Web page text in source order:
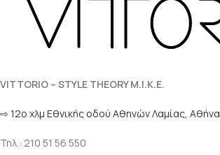
VITTORIO – STYLE THEORY M.I.K.E.
⇨ 12ο χλμ Eθνικής οδού Αθηνών Λαμίας, Αθήνα
Τηλ.: 210 51 56 550